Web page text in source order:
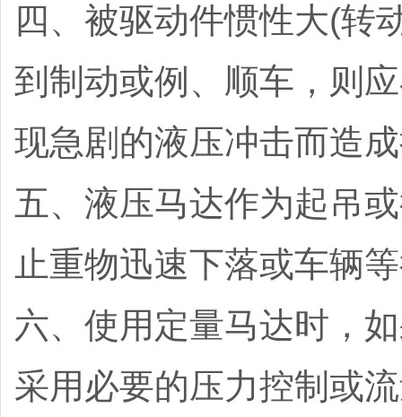
四、被驱动件惯性大(转
到制动或例、顺车，则
现急剧的液压冲击而造
五、液压马达作为起吊
止重物迅速下落或车辆
六、使用定量马达时，
采用必要的压力控制或